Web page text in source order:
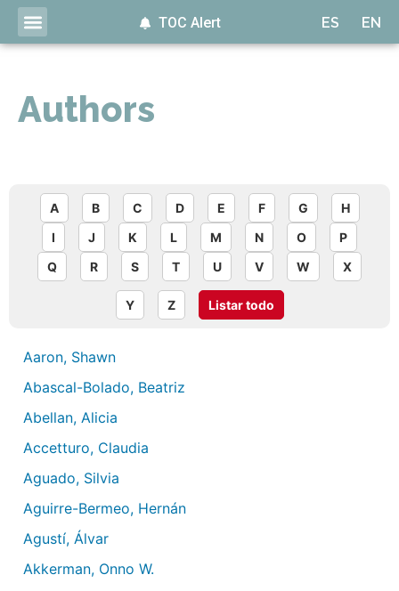
ES EN
TOC Alert
Authors
A B C D E F G
H
I
J K L M N O
P
Q
R S T U V W X
Y Z Listar todo
Aaron, Shawn
Abascal-Bolado, Beatriz
Abellan, Alicia
Accetturo, Claudia
Aguado, Silvia
Aguirre-Bermeo, Hernán
Agustí, Álvar
Akkerman, Onno W.